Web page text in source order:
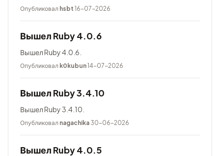
Опубликовал hsbt 16-07-2026
Вышел Ruby 4.0.6
Вышел Ruby 4.0.6.
Опубликовал k0kubun14-07-2026
Вышел Ruby 3.4.10
Вышел Ruby 3.4.10.
Опубликовал nagachika 30-06-2026
Вышел Ruby 4.0.5